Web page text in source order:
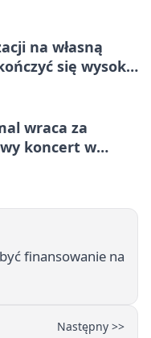
na własną
się wysoką
wraca za
koncert w
finansowanie na
Następny >>